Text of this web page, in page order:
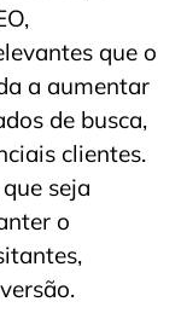
que o
a aumentar
de busca,
clientes.
seja
o